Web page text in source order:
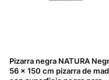
Pizarra negra NATURA
56 x 150 cm pizarra de